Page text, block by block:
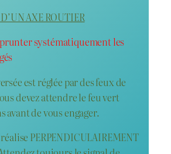
AXE ROUTIER
systématiquement les
est réglée par des feux de
devez attendre le feu vert
avant de vous engager.
PERPENDICULAIREMENT